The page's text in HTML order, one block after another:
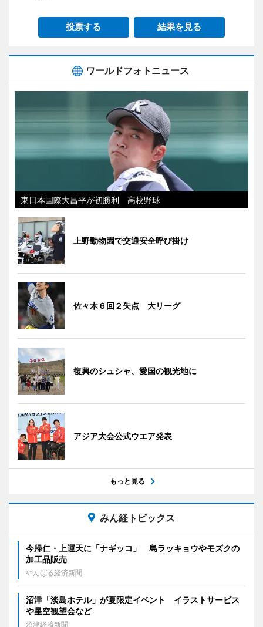
投票する 結果を見る
ワールドフォトニュース
東日本国際大昌平が初勝利 高校野球
上野動物園で交通安全呼び掛け
佐々木６回２失点 大リーグ
復興のシュシャ、愛国の観光地に
アジア大会公式ウエア発表
もっと見る
みん経トピックス
今帰仁・上運天に「ナギッコ」 島ラッキョウやモズクの
加工品販売
やんばる経済新聞
沼津「淡島ホテル」が夏限定イベント イラストサービス
や星空観望会など
沼津経済新聞